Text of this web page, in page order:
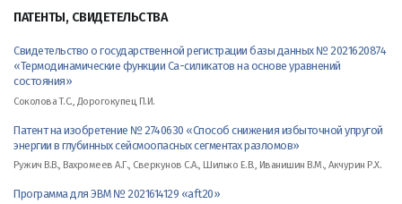
ПАТЕНТЫ, СВИДЕТЕЛЬСТВА
Свидетельство о государственной регистрации базы данных № 2021620874
«Термодинамические функции Ca-силикатов на основе уравнений
состояния»
Соколова Т.С., Дорогокупец П.И.
Патент на изобретение № 2740630 «Способ снижения избыточной упругой
энергии в глубинных сейсмоопасных сегментах разломов»
Ружич В.В., Вахромеев А.Г., Сверкунов С.А., Шилько Е.В., Иванишин В.М., Акчурин Р.Х.
Программа для ЭВМ № 2021614129 «aft20»